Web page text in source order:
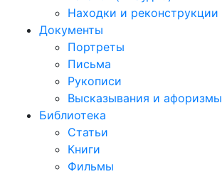
Находки и реконструкции
Документы
Портреты
Письма
Рукописи
Высказывания и афоризмы
Библиотека
Статьи
Книги
Фильмы